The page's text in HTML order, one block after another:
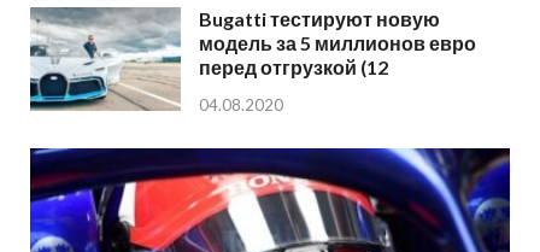
Bugatti тестируют новую
модель за 5 миллионов евро
перед отгрузкой (12
04.08.2020